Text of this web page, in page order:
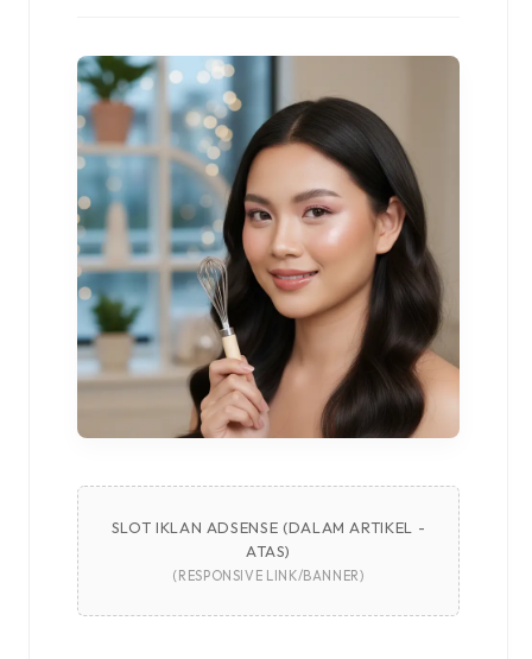
SLOT IKLAN ADSENSE (DALAM ARTIKEL -
ATAS)
(RESPONSIVE LINK/BANNER)